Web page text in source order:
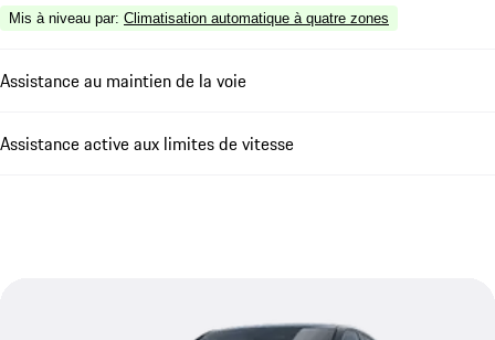
Mis à niveau par: Climatisation automatique à quatre zones
Assistance au maintien de la voie
Assistance active aux limites de vitesse